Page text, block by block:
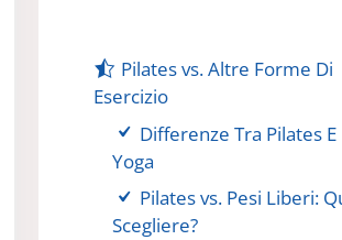
Pilates vs. Altre Forme Di
Esercizio
Differenze Tra Pilates E
Yoga
Pilates vs. Pesi Liberi:
Scegliere?